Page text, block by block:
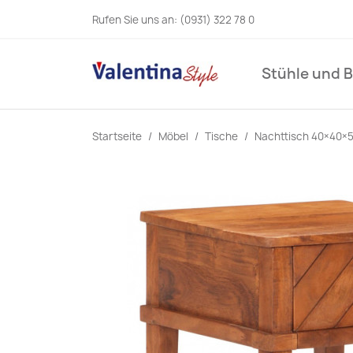
Rufen Sie uns an: (0931) 322 78 0
Stühle und
Startseite Möbel Tische Nachttisch